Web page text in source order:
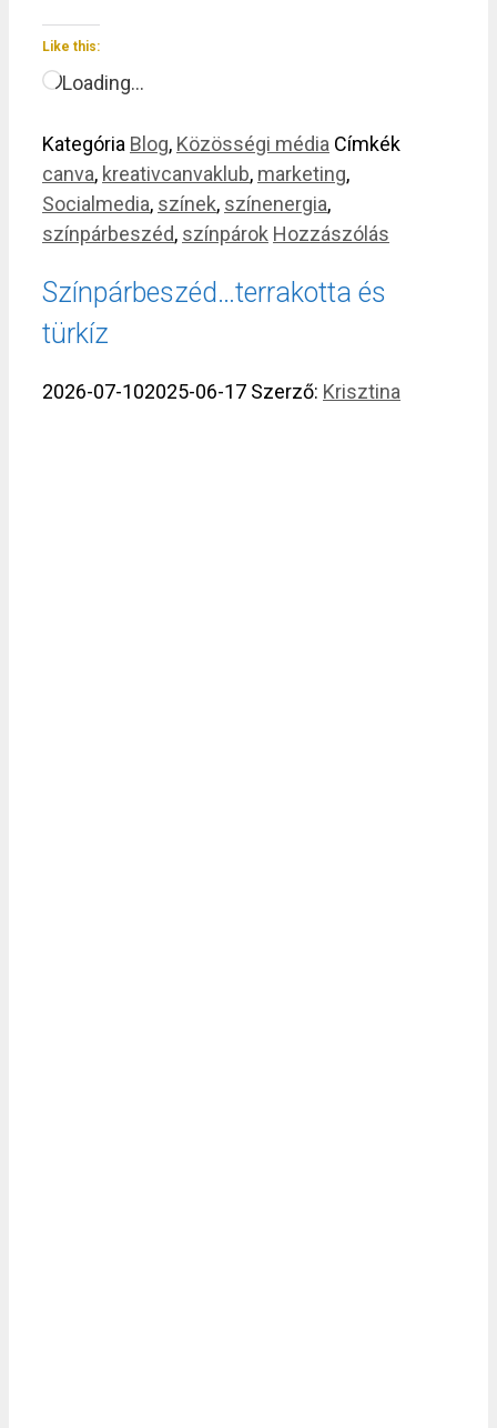
Like this:
Loading…
Kategória Blog, Közösségi média Címkék
canva, kreativcanvaklub, marketing,
Socialmedia, színek, színenergia,
színpárbeszéd, színpárok Hozzászólás
Színpárbeszéd…terrakotta és
türkíz
2026-07-102025-06-17 Szerző: Krisztina